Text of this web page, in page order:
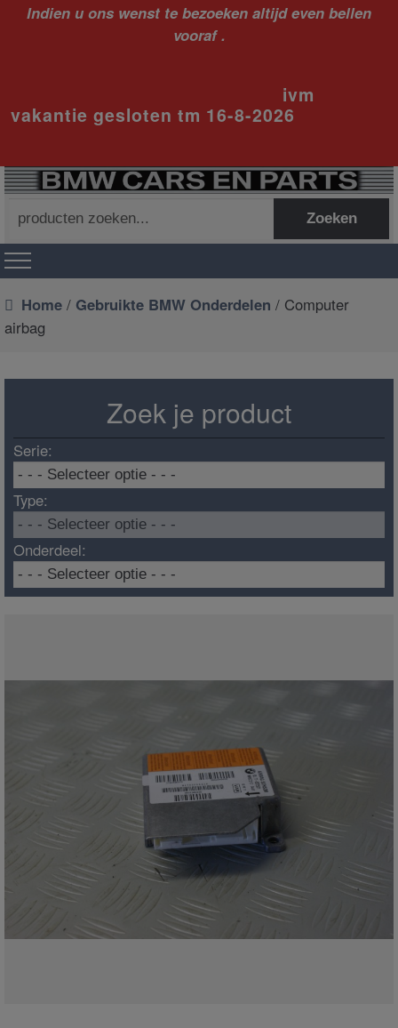
Indien u ons wenst te bezoeken altijd even bellen
vooraf .
ivm
vakantie gesloten tm 16-8-2026
naar:
Zoeken
Home / Gebruikte BMW Onderdelen / Computer
airbag
Zoek je product
Serie:
Type:
Onderdeel: